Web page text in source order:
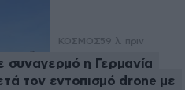
ΚΟΣΜΟΣ59 λ. πριν
συναγερμό η Γερμανία
τον εντοπισμό drone με